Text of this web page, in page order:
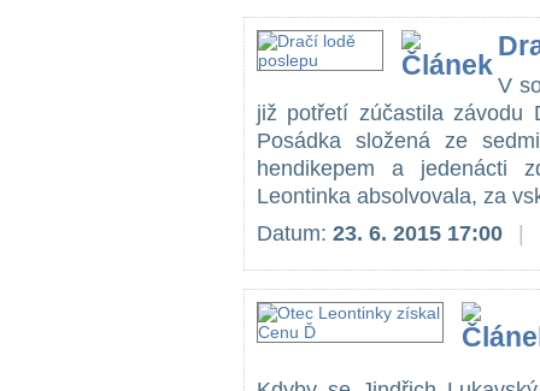
V
již potřetí zúčastila závodu
Posádka složená ze
hendikepem a jedenácti
Leontinka absolvovala, za
Datum: 23. 6. 2015 17:00